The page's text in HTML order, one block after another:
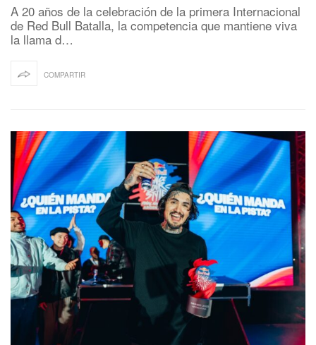
A 20 años de la celebración de la primera Internacional
de Red Bull Batalla, la competencia que mantiene viva
la llama d…
COMPARTIR